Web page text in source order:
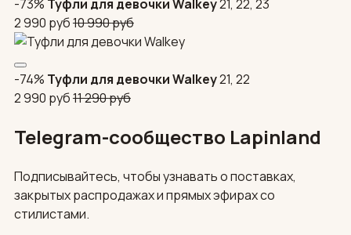
-73% Туфли для девочки Walkey21, 22, 23
2 990 руб10 990руб
-74% Туфли для девочки Walkey21, 22
2 990 руб11 290руб
Telegram-сообщество Lapinland
Подписывайтесь, чтобы узнавать о поставках,
закрытых распродажах и прямых эфирах со
стилистами.